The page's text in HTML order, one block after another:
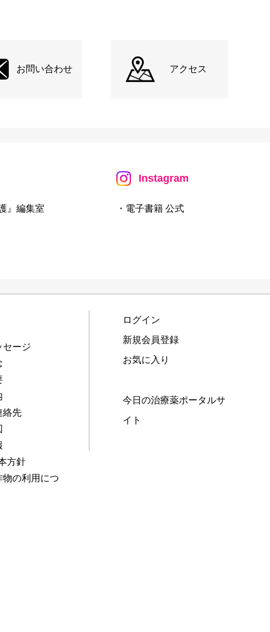
お問い合わせ アクセス
』編集室
Instagram
・電子書籍 公式
セージ
絡先
方針
物の利用につ
ログイン
新規会員登録
お気に入り
今日の治療薬ポータルサ
イト